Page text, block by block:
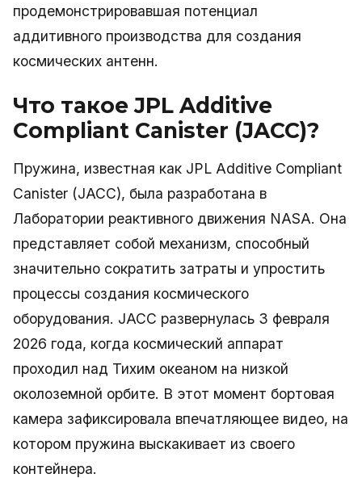
продемонстрировавшая потенциал
аддитивного производства для создания
космических антенн.
Что такое JPL Additive
Compliant Canister (JACC)?
Пружина, известная как JPL Additive Compliant
Canister (JACC), была разработана в
Лаборатории реактивного движения NASA. Она
представляет собой механизм, способный
значительно сократить затраты и упростить
процессы создания космического
оборудования. JACC развернулась 3 февраля
2026 года, когда космический аппарат
проходил над Тихим океаном на низкой
околоземной орбите. В этот момент бортовая
камера зафиксировала впечатляющее видео, на
котором пружина выскакивает из своего
контейнера.